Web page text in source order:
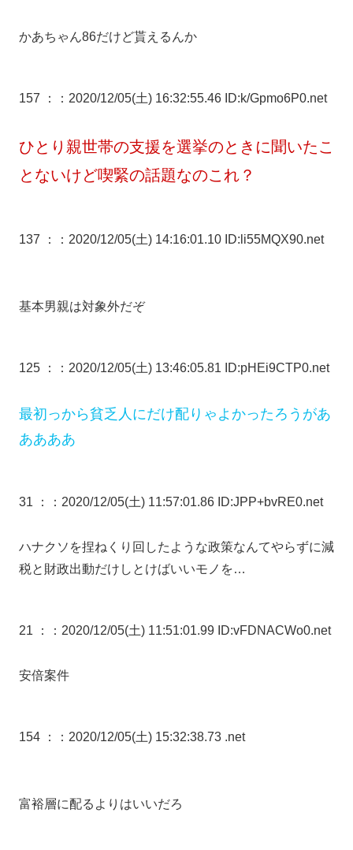
かあちゃん86だけど貰えるんか
157 ： ：2020/12/05(土) 16:32:55.46 ID:k/Gpmo6P0.net
ひとり親世帯の支援を選挙のときに聞いたこ
とないけど喫緊の話題なのこれ？
137 ： ：2020/12/05(土) 14:16:01.10 ID:li55MQX90.net
基本男親は対象外だぞ
125 ： ：2020/12/05(土) 13:46:05.81 ID:pHEi9CTP0.net
最初っから貧乏人にだけ配りゃよかったろうがあ
ああああ
31 ： ：2020/12/05(土) 11:57:01.86 ID:JPP+bvRE0.net
ハナクソを捏ねくり回したような政策なんてやらずに減
税と財政出動だけしとけばいいモノを…
21 ： ：2020/12/05(土) 11:51:01.99 ID:vFDNACWo0.net
安倍案件
154 ： ：2020/12/05(土) 15:32:38.73 .net
富裕層に配るよりはいいだろ